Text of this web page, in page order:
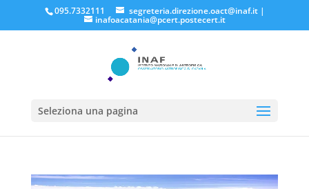
095.7332111 segreteria.direzione.oact@inaf.it|
inafoacatania@pcert.postecert.it
Seleziona una pagina